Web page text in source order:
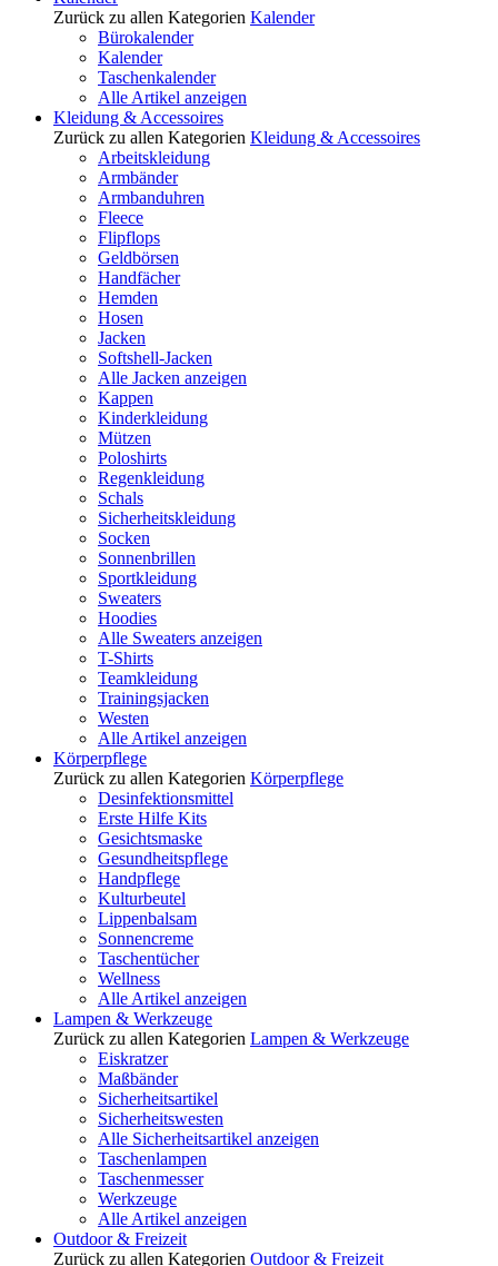
Zurück zu allen Kategorien Kalender
Bürokalender
Kalender
Taschenkalender
Alle Artikel anzeigen
Kleidung & Accessoires
Zurück zu allen Kategorien Kleidung & Accessoires
Arbeitskleidung
Armbänder
Armbanduhren
Fleece
Flipflops
Geldbörsen
Handfächer
Hemden
Hosen
Jacken
Softshell-Jacken
Alle Jacken anzeigen
Kappen
Kinderkleidung
Mützen
Poloshirts
Regenkleidung
Schals
Sicherheitskleidung
Socken
Sonnenbrillen
Sportkleidung
Sweaters
Hoodies
Alle Sweaters anzeigen
T-Shirts
Teamkleidung
Trainingsjacken
Westen
Alle Artikel anzeigen
Körperpflege
Zurück zu allen Kategorien Körperpflege
Desinfektionsmittel
Erste Hilfe Kits
Gesichtsmaske
Gesundheitspflege
Handpflege
Kulturbeutel
Lippenbalsam
Sonnencreme
Taschentücher
Wellness
Alle Artikel anzeigen
Lampen & Werkzeuge
Zurück zu allen Kategorien Lampen & Werkzeuge
Eiskratzer
Maßbänder
Sicherheitsartikel
Sicherheitswesten
Alle Sicherheitsartikel anzeigen
Taschenlampen
Taschenmesser
Werkzeuge
Alle Artikel anzeigen
Outdoor & Freizeit
Zurück zu allen Kategorien Outdoor & Freizeit